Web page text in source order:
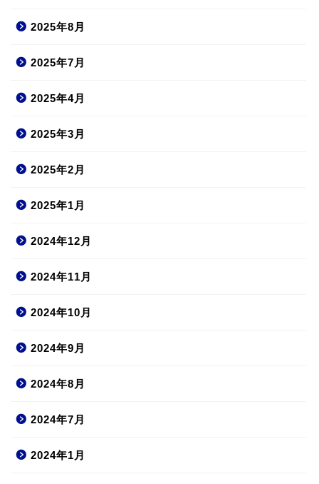
2025年8月
2025年7月
2025年4月
2025年3月
2025年2月
2025年1月
2024年12月
2024年11月
2024年10月
2024年9月
2024年8月
2024年7月
2024年1月